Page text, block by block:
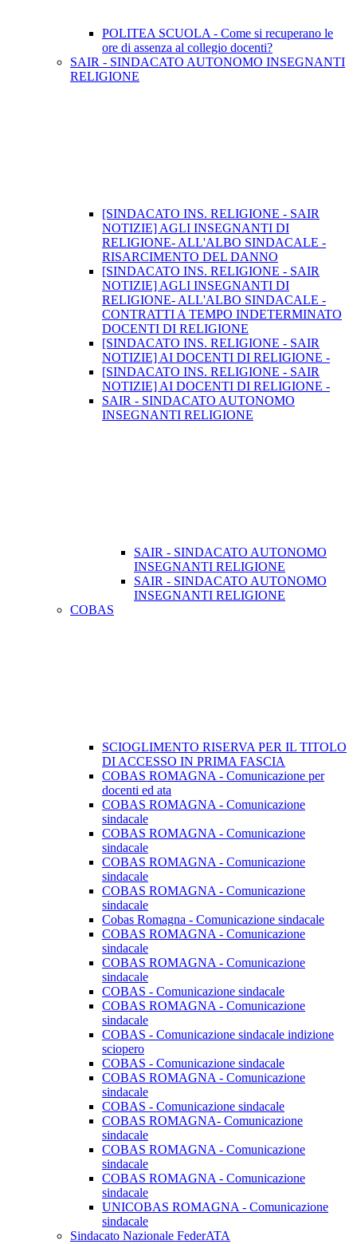
POLITEA SCUOLA - Come si recuperano le
ore di assenza al collegio docenti?
SAIR - SINDACATO AUTONOMO INSEGNANTI
RELIGIONE
[SINDACATO INS. RELIGIONE - SAIR
NOTIZIE] AGLI INSEGNANTI DI
RELIGIONE- ALL'ALBO SINDACALE -
RISARCIMENTO DEL DANNO
[SINDACATO INS. RELIGIONE - SAIR
NOTIZIE] AGLI INSEGNANTI DI
RELIGIONE- ALL'ALBO SINDACALE -
CONTRATTI A TEMPO INDETERMINATO
DOCENTI DI RELIGIONE
[SINDACATO INS. RELIGIONE - SAIR
NOTIZIE] AI DOCENTI DI RELIGIONE -
[SINDACATO INS. RELIGIONE - SAIR
NOTIZIE] AI DOCENTI DI RELIGIONE -
SAIR - SINDACATO AUTONOMO
INSEGNANTI RELIGIONE
SAIR - SINDACATO AUTONOMO
INSEGNANTI RELIGIONE
SAIR - SINDACATO AUTONOMO
INSEGNANTI RELIGIONE
COBAS
SCIOGLIMENTO RISERVA PER IL TITOLO
DI ACCESSO IN PRIMA FASCIA
COBAS ROMAGNA - Comunicazione per
docenti ed ata
COBAS ROMAGNA - Comunicazione
sindacale
COBAS ROMAGNA - Comunicazione
sindacale
COBAS ROMAGNA - Comunicazione
sindacale
COBAS ROMAGNA - Comunicazione
sindacale
Cobas Romagna - Comunicazione sindacale
COBAS ROMAGNA - Comunicazione
sindacale
COBAS ROMAGNA - Comunicazione
sindacale
COBAS - Comunicazione sindacale
COBAS ROMAGNA - Comunicazione
sindacale
COBAS - Comunicazione sindacale indizione
sciopero
COBAS - Comunicazione sindacale
COBAS ROMAGNA - Comunicazione
sindacale
COBAS - Comunicazione sindacale
COBAS ROMAGNA- Comunicazione
sindacale
COBAS ROMAGNA - Comunicazione
sindacale
COBAS ROMAGNA - Comunicazione
sindacale
UNICOBAS ROMAGNA - Comunicazione
sindacale
Sindacato Nazionale FederATA